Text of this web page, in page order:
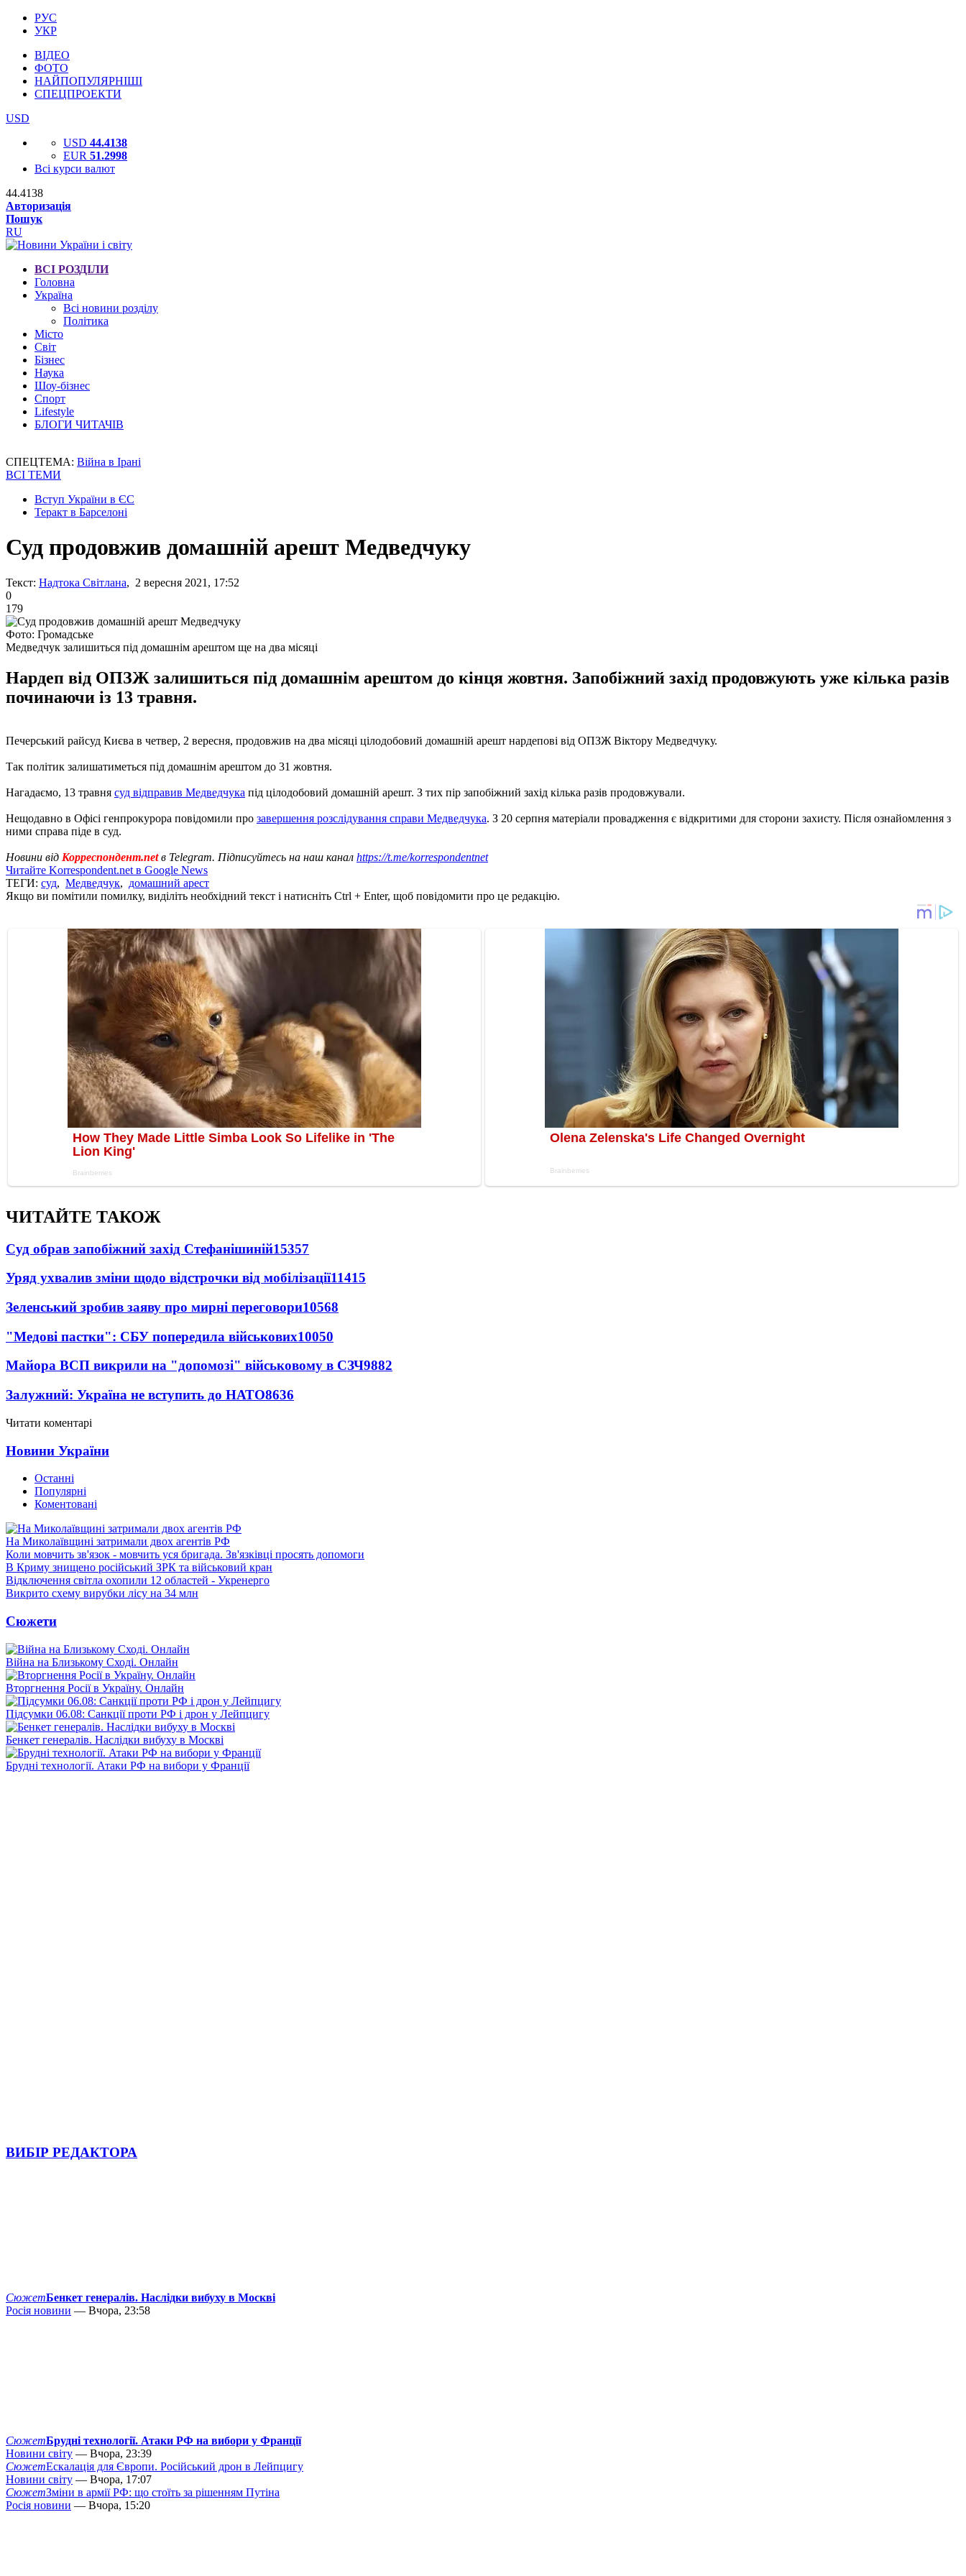
РУС
УКР
ВІДЕО
ФОТО
НАЙПОПУЛЯРНІШІ
СПЕЦПРОЕКТИ
USD
USD 44.4138
EUR 51.2998
Всі курси валют
44.4138
Авторизація
Пошук
RU
ВСІ РОЗДІЛИ
Головна
Україна
Всі новини розділу
Політика
Місто
Світ
Бізнес
Наука
Шоу-бізнес
Спорт
Lifestyle
БЛОГИ ЧИТАЧІВ
СПЕЦТЕМА: Війна в Ірані
ВСІ ТЕМИ
Вступ України в ЄС
Теракт в Барселоні
Суд продовжив домашній арешт Медведчуку
Текст: Надтока Світлана, 2 вересня 2021, 17:52
0
179
Фото: Громадське
Медведчук залишиться під домашнім арештом ще на два місяці
Нардеп від ОПЗЖ залишиться під домашнім арештом до кінця жовтня. Запобіжний захід продовжують уже кілька разів
починаючи із 13 травня.
Печерський райсуд Києва в четвер, 2 вересня, продовжив на два місяці цілодобовий домашній арешт нардепові від ОПЗЖ Віктору Медведчуку.
Так політик залишатиметься під домашнім арештом до 31 жовтня.
Нагадаємо, 13 травня суд відправив Медведчука під цілодобовий домашній арешт. З тих пір запобіжний захід кілька разів продовжували.
Нещодавно в Офісі генпрокурора повідомили про завершення розслідування справи Медведчука. З 20 серпня матеріали провадження є відкритими для сторони захисту. Після ознайомлення з
ними справа піде в суд.
Новини від Корреспондент.netв Telegram. Підписуйтесь на наш канал https://t.me/korrespondentnet
Читайте Korrespondent.net в Google News
ТЕГИ: суд, Медведчук, домашний арест
Якщо ви помітили помилку, виділіть необхідний текст і натисніть Ctrl + Enter, щоб повідомити про це редакцію.
ЧИТАЙТЕ ТАКОЖ
Суд обрав запобіжний захід Стефанішиній15357
Уряд ухвалив зміни щодо відстрочки від мобілізації11415
Зеленський зробив заяву про мирні переговори10568
"Медові пастки": СБУ попередила військових10050
Майора ВСП викрили на "допомозі" військовому в СЗЧ9882
Залужний: Україна не вступить до НАТО8636
Читати коментарі
Новини України
Останні
Популярні
Коментовані
На Миколаївщині затримали двох агентів РФ
Коли мовчить зв'язок - мовчить уся бригада. Зв'язківці просять допомоги
В Криму знищено російський ЗРК та військовий кран
Відключення світла охопили 12 областей - Укренерго
Викрито схему вирубки лісу на 34 млн
Сюжети
Війна на Близькому Сході. Онлайн
Вторгнення Росії в Україну. Онлайн
Підсумки 06.08: Санкції проти РФ і дрон у Лейпцигу
Бенкет генералів. Наслідки вибуху в Москві
Брудні технології. Атаки РФ на вибори у Франції
ВИБІР РЕДАКТОРА
СюжетБенкет генералів. Наслідки вибуху в Москві
Росія новини — Вчора, 23:58
СюжетБрудні технології. Атаки РФ на вибори у Франції
Новини світу — Вчора, 23:39
СюжетЕскалація для Європи. Російський дрон в Лейпцигу
Новини світу — Вчора, 17:07
СюжетЗміни в армії РФ: що стоїть за рішенням Путіна
Росія новини — Вчора, 15:20